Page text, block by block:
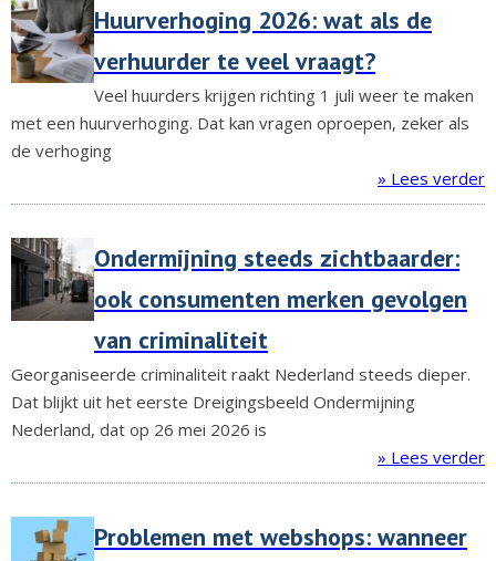
Huurverhoging 2026: wat als de
verhuurder te veel vraagt?
Veel huurders krijgen richting 1 juli weer te maken
met een huurverhoging. Dat kan vragen oproepen, zeker als
de verhoging
» Lees verder
Ondermijning steeds zichtbaarder:
ook consumenten merken gevolgen
van criminaliteit
Georganiseerde criminaliteit raakt Nederland steeds dieper.
Dat blijkt uit het eerste Dreigingsbeeld Ondermijning
Nederland, dat op 26 mei 2026 is
» Lees verder
Problemen met webshops: wanneer